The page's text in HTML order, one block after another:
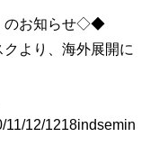
のお知らせ◇◆
より、海外展開に
12/1218indsemin